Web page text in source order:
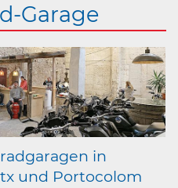
Garage
in
und Portocolom